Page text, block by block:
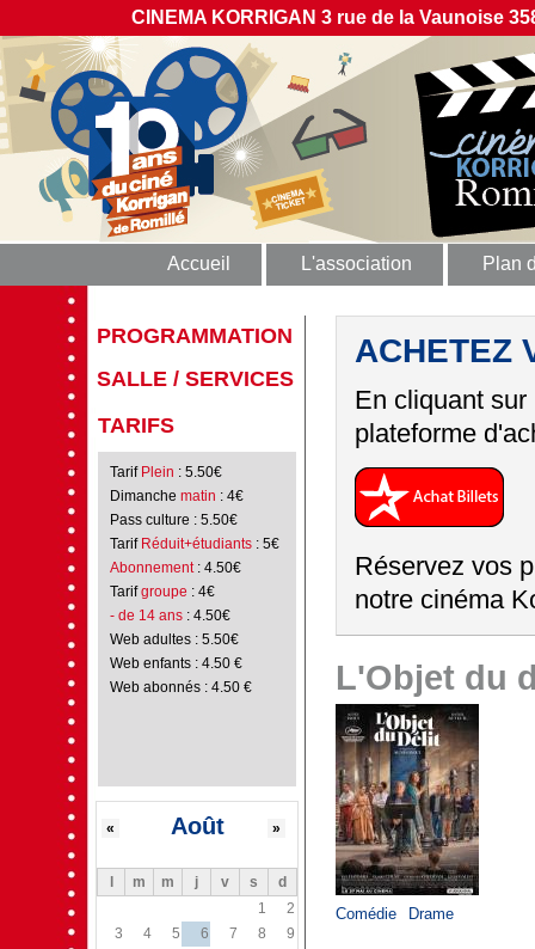
CINEMA KORRIGAN 3 rue de la Vaunoise
Accueil L'association Plan
PROGRAMMATION
SALLE / SERVICES
TARIFS
Tarif Plein : 5.50€
Dimanche matin : 4€
Pass culture : 5.50€
Tarif Réduit+étudiants : 5€
Abonnement: 4.50€
Tarifgroupe : 4€
- de 14 ans: 4.50€
Web adultes : 5.50€
Web enfants : 4.50 €
Web abonnés : 4.50 €
Août
« »
m m j v s
d
1
2
3
4 5 6 7 8
9
ACHETEZ
En cliquant
plateforme
Réservez vos
notre cinéma
L'Objet du
Comédie Drame